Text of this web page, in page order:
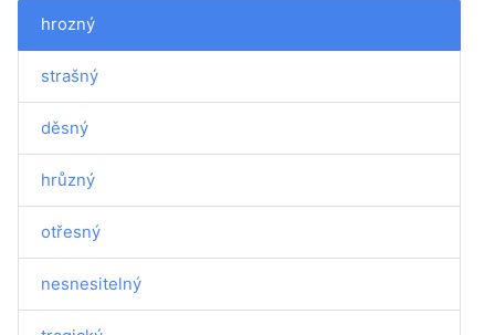
hrozný
strašný
děsný
hrůzný
otřesný
nesnesitelný